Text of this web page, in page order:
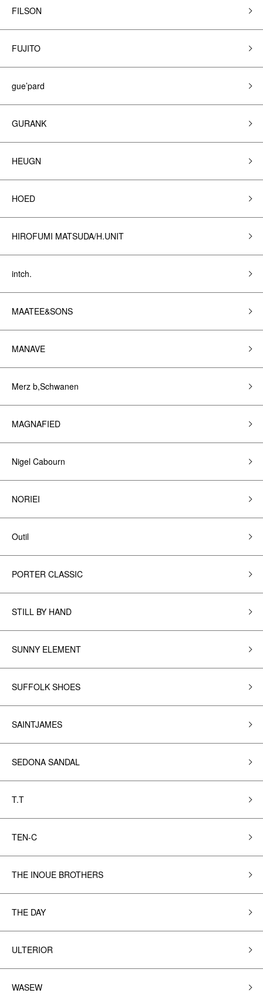
FILSON
FUJITO
gue’pard
GURANK
HEUGN
HOED
HIROFUMI MATSUDA/H.UNIT
intch.
MAATEE&SONS
MANAVE
Merz b,Schwanen
MAGNAFIED
Nigel Cabourn
NORIEI
Outil
PORTER CLASSIC
STILL BY HAND
SUNNY ELEMENT
SUFFOLK SHOES
SAINTJAMES
SEDONA SANDAL
T.T
TEN-C
THE INOUE BROTHERS
THE DAY
ULTERIOR
WASEW